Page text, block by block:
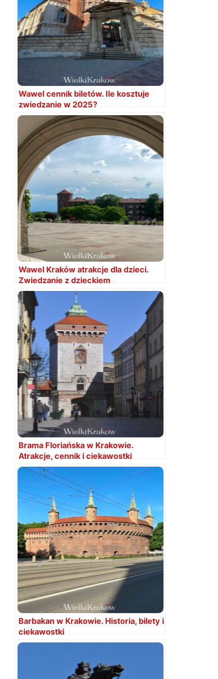
Wawel cennik biletów. Ile kosztuje
zwiedzanie w 2025?
Wawel Kraków atrakcje dla dzieci.
Zwiedzanie z dzieckiem
Brama Floriańska w Krakowie.
Atrakcje, cennik i ciekawostki
Barbakan w Krakowie. Historia, bilety i
ciekawostki